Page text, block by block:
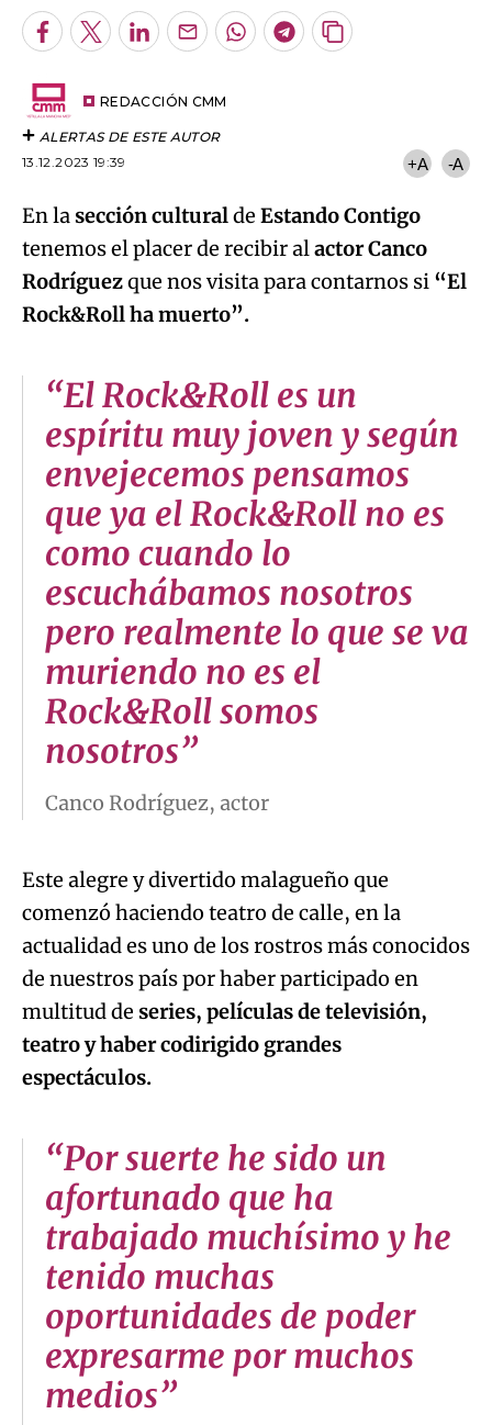
Facebook
TwitterLinkedInEnviarWhatsapp
Telegram
Copiar
REDACCIÓN CMM
ALERTAS DE ESTE AUTOR
13.12.2023 19:39
+A -A
En lasección culturalde Estando Contigo
tenemos el placer de recibir alactor Canco
Rodríguezque nos visita para contarnos si “El
Rock&Roll ha muerto”.
“El Rock&Roll es un
espíritu muy joven y según
envejecemos pensamos
que ya el Rock&Roll no es
como cuando lo
escuchábamos nosotros
pero realmente lo que se va
muriendo no es el
Rock&Roll somos
nosotros”
Canco Rodríguez, actor
Este alegre y divertido malagueño que
comenzó haciendo teatro de calle, en la
actualidad es uno de los rostros más conocidos
de nuestros país por haber participado en
multitud de series, películas de televisión,
teatro y haber codirigido grandes
espectáculos.
“Por suerte he sido un
afortunado que ha
trabajado muchísimo y he
tenido muchas
oportunidades de poder
expresarme por muchos
medios”